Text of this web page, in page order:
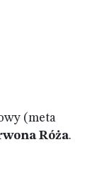
(meta
Róża.